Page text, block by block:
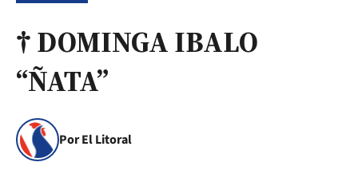
† DOMINGA IBALO
“ÑATA”
Por El Litoral